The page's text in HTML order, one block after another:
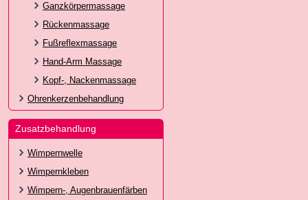
Ganzkörpermassage
Rückenmassage
Fußreflexmassage
Hand-Arm Massage
Kopf-, Nackenmassage
Ohrenkerzenbehandlung
Zusatzbehandlung
Wimpernwelle
Wimpernkleben
Wimpern-, Augenbrauenfärben